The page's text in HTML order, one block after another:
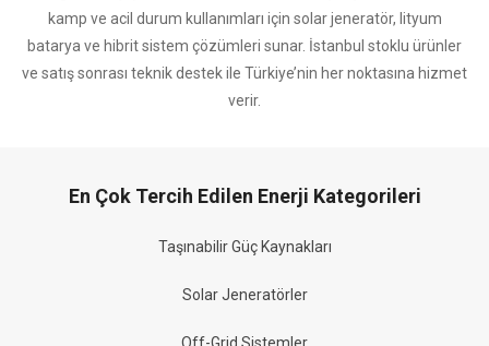
kamp ve acil durum kullanımları için solar jeneratör, lityum
batarya ve hibrit sistem çözümleri sunar. İstanbul stoklu ürünler
ve satış sonrası teknik destek ile Türkiye’nin her noktasına hizmet
verir.
En Çok Tercih Edilen Enerji Kategorileri
Taşınabilir Güç Kaynakları
Solar Jeneratörler